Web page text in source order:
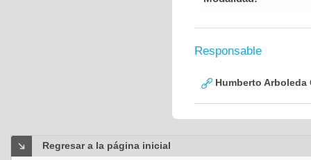
Responsable
Humberto Arboleda
Regresar a la página inicial